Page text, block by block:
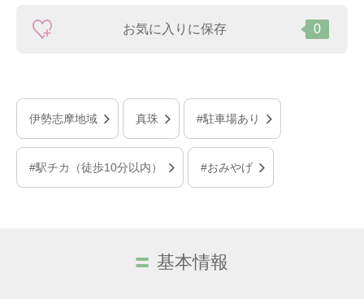
お気に入りに保存 0
伊勢志摩地域 真珠 #駐車場あり
#駅チカ（徒歩10分以内） #おみやげ
基本情報